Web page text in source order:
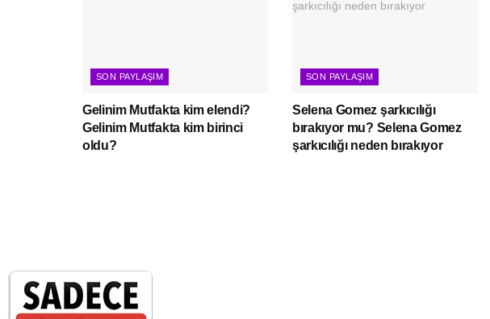
SON PAYLAŞIM
Gelinim Mutfakta kim elendi?
Gelinim Mutfakta kim birinci
oldu?
SON PAYLAŞIM
Selena Gomez şarkıcılığı
bırakıyor mu? Selena Gomez
şarkıcılığı neden bırakıyor